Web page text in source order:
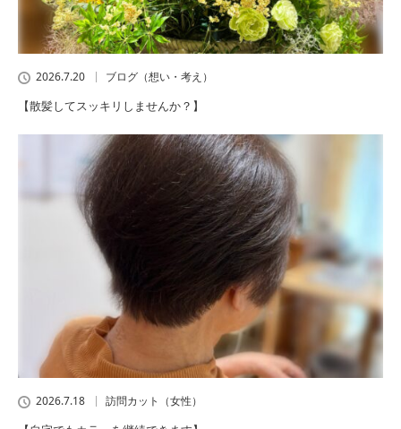
2026.7.20 ブログ（想い・考え）
【散髪してスッキリしませんか？】
2026.7.18 訪問カット（女性）